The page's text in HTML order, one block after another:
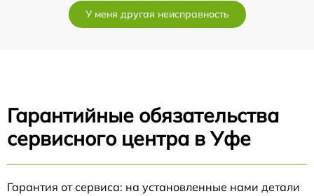
У меня другая неисправность
Гарантийные обязательства
сервисного центра в Уфе
Гарантия от сервиса: на установленные нами детали